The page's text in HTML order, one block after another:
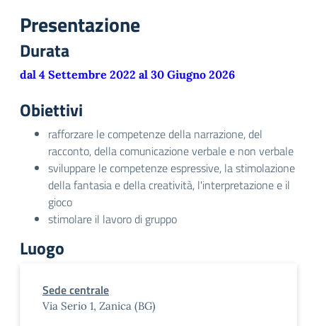
Presentazione
Durata
dal 4 Settembre 2022 al 30 Giugno 2026
Obiettivi
rafforzare le competenze della narrazione, del
racconto, della comunicazione verbale e non verbale
sviluppare le competenze espressive, la stimolazione
della fantasia e della creatività, l'interpretazione e il
gioco
stimolare il lavoro di gruppo
Luogo
Sede centrale
Via Serio 1, Zanica (BG)